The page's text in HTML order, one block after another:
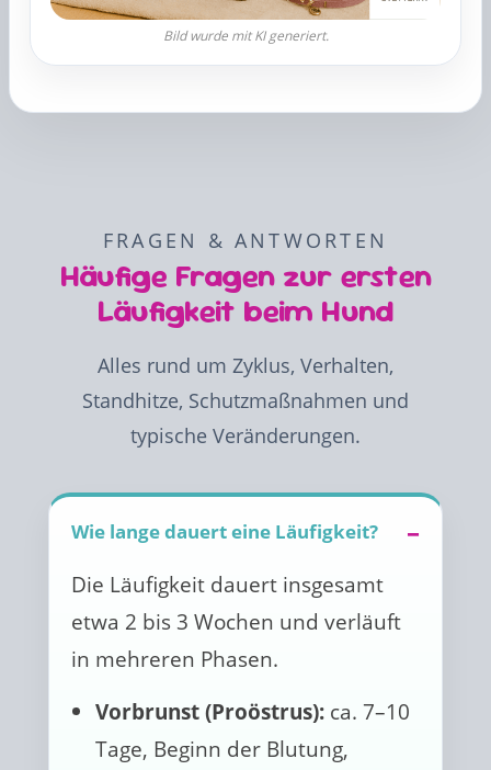
FRAGEN & ANTWORTEN
Häufige Fragen zur ersten
Läufigkeit beim Hund
Alles rund um Zyklus, Verhalten,
Standhitze, Schutzmaßnahmen und
typische Veränderungen.
Wie lange dauert eine Läufigkeit?
Die Läufigkeit dauert insgesamt
etwa 2 bis 3 Wochen und verläuft
in mehreren Phasen.
Vorbrunst (Proöstrus): ca. 7–10
Tage, Beginn der Blutung,